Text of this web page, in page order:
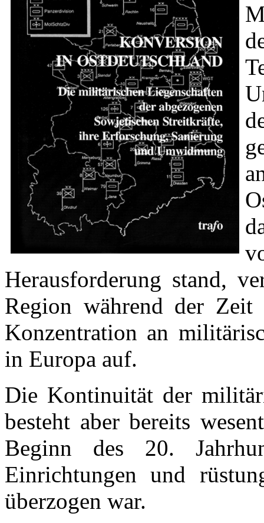
Herausforderung stand,
Region während der
Konzentration an
in Europa auf.
Die Kontinuität der
besteht aber bereits
Beginn des 20.
Einrichtungen und
überzogen war.